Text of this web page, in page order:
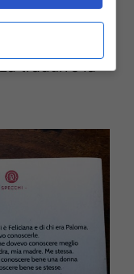
conosce lo
un
tradurre la